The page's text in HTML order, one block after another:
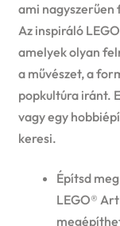
ami nagyszerűen
Az inspiráló
amelyek olyan
a művészet, a
popkultúra iránt.
vagy egy
keresi.
Építsd
LEGO®